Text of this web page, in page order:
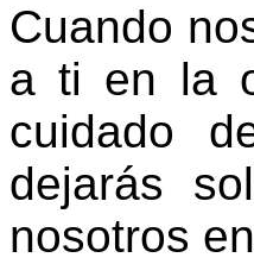
Cuando
a ti en la
cuidado
dejarás
nosotros